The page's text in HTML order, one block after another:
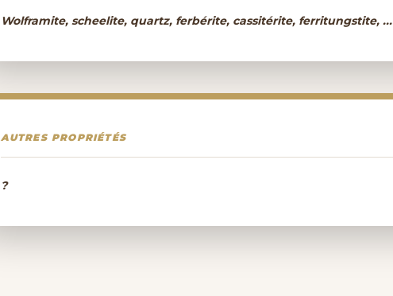
Wolframite, scheelite, quartz, ferbérite, cassitérite, ferritungstite, ...
AUTRES PROPRIÉTÉS
?